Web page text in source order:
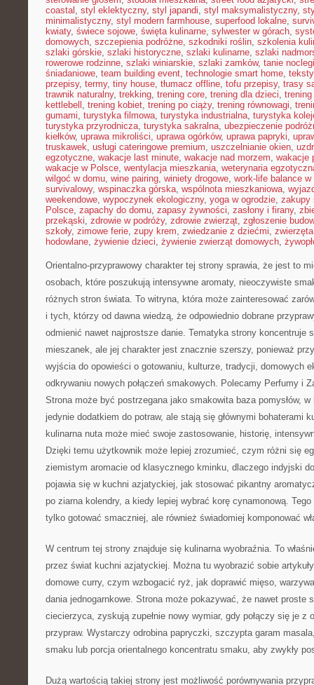
coastal , styl eklektyczny, styl japandi, styl maksymalistyczny,
minimalistyczny, styl modern farmhouse, superfood lokalne,
kwiaty, świece sojowe, święta kulinarne, sylwester w górach,
domowych, szczepienia podróżne, szkodniki roślin, szkolenia
szlaki górskie, szlaki historyczne, szlaki kulinarne, szlaki
rowerowe rodzinne, szlaki winiarskie, szlaki zamków, tanie noclegi
śniadaniowe, team building event, technologie smart home,
przepisy, termy, tiny house, tłumacz offline, tofu przepisy, trasy
trawnik naturalny, trekking, trening core, trening dla dzieci,
kettlebell , trening kobiet, trening po ciąży, trening równowagi,
gumami, turystyka filmowa, turystyka industrialna, turystyka
turystyka przyrodnicza, turystyka sakralna, ubezpieczenie
kiełków, uprawa mikroliści, uprawa ogórków, uprawa papryki,
truskawek, usługi cateringowe premium, uszczelnianie okien,
egzotyczne, wakacje last minute, wakacje nad morzem, wakacje
wakacje w Polsce, wentylacja mieszkania, weterynaria
wilgoć w domu, wine pairing, winiety drogowe, work-life balance w
survivalowy, wspinaczka górska, wspólnota mieszkaniowa,
weekendowe, wypoczynek ekologiczny, yoga w ogrodzie, zakupy
Polsce, zapachy do domu, zapasy żywności, zasłony i firany,
przekąski, zdrowie w podróży, zdrowie zwierząt, zgłoszenie
szkoły, zimowe ferie, zupy krem, zwiedzanie z dziećmi,
hodowlane, żywienie dzieci, żywienie zwierząt domowych,
Orientalno-przyprawowy charakter tej strony sprawia, że jest to
osobach, które poszukują intensywne aromaty, nieoczywiste
różnych stron świata. To witryna, która może zainteresować
i tych, którzy od dawna wiedzą, że odpowiednio dobrane
odmienić nawet najprostsze danie. Tematyka strony koncentruje
mieszanek, ale jej charakter jest znacznie szerszy, ponieważ
wyjścia do opowieści o gotowaniu, kulturze, tradycji, domowych
odkrywaniu nowych połączeń smakowych. Polecamy Perfumy i
Strona może być postrzegana jako smakowita baza pomysłów,
jedynie dodatkiem do potraw, ale stają się głównymi bohaterami
kulinarna nuta może mieć swoje zastosowanie, historię,
Dzięki temu użytkownik może lepiej zrozumieć, czym różni się
ziemistym aromacie od klasycznego kminku, dlaczego indyjski
pojawia się w kuchni azjatyckiej, jak stosować pikantny
po ziarna kolendry, a kiedy lepiej wybrać korę cynamonową.
tylko gotować smaczniej, ale również świadomiej komponować
W centrum tej strony znajduje się kulinarna wyobraźnia. To
przez świat kuchni azjatyckiej. Można tu wyobrazić sobie
domowe curry, czym wzbogacić ryż, jak doprawić mięso,
dania jednogarnkowe. Strona może pokazywać, że nawet proste
ciecierzyca, zyskują zupełnie nowy wymiar, gdy połączy się je z
przypraw. Wystarczy odrobina papryczki, szczypta garam
smaku lub porcja orientalnego koncentratu smaku, aby zwykły
Dużą wartością takiej strony jest możliwość porównywania